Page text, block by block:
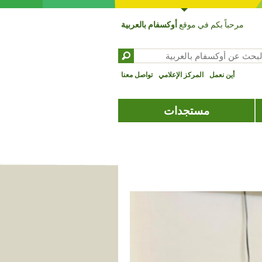
مرحباً بكم في موقع أوكسفام بالعربية
البحث
عن
أين نعمل المركز الإعلامي تواصل معنا
مستجدات